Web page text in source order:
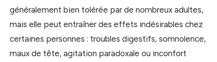
généralement bien tolérée par de nombreux adultes,
mais elle peut entraîner des effets indésirables chez
certaines personnes : troubles digestifs, somnolence,
maux de tête, agitation paradoxale ou inconfort